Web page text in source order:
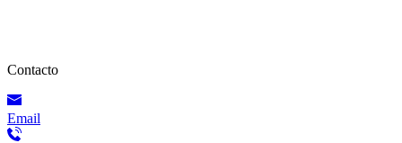
Contacto
Email